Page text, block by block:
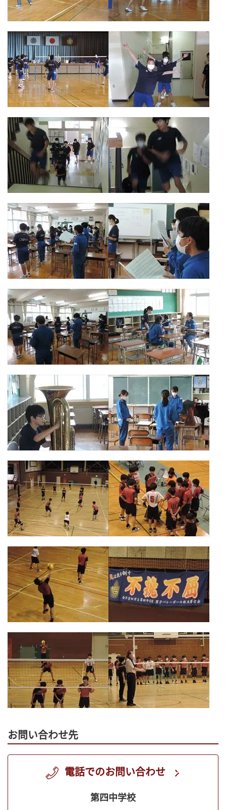
お問い合わせ先
電話でのお問い合わせ
第四中学校